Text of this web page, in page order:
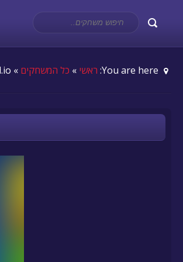
ראשי » כל המשחקים » Bloxd.io